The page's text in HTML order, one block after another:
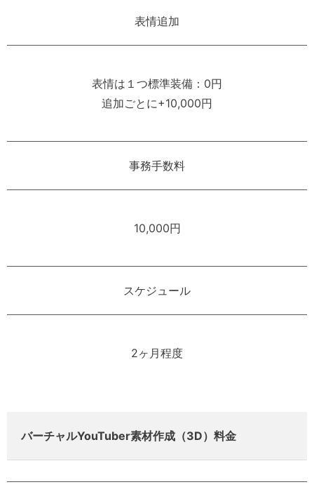
表情追加
表情は１つ標準装備：0円
追加ごとに+10,000円
事務手数料
10,000円
スケジュール
2ヶ月程度
バーチャルYouTuber素材作成（3D）料金